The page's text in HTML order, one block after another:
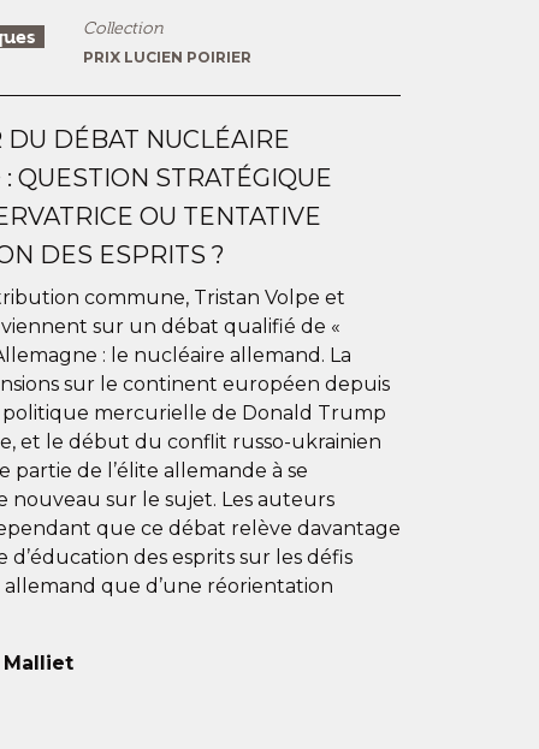
Collection
PRIX LUCIEN POIRIER
DU DÉBAT NUCLÉAIRE
QUESTION STRATÉGIQUE
OU TENTATIVE
DES ESPRITS ?
commune, Tristan Volpe et
sur un débat qualifié de «
: le nucléaire allemand. La
sur le continent européen depuis
politique mercurielle de Donald Trump
et le début du conflit russo-ukrainien
partie de l’élite allemande à se
nouveau sur le sujet. Les auteurs
que ce débat relève davantage
d’éducation des esprits sur les défis
allemand que d’une réorientation
Malliet